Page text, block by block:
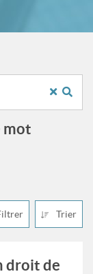
mot
Trier
droit de